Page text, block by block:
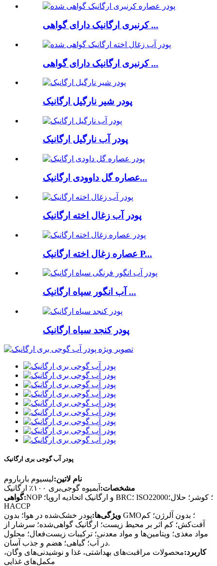
کرنبری ارگانیک دارای گواهی ...
کرنبری ارگانیک دارای گواهی ...
پودر شیر نارگیل ارگانیک
پودر آب نارگیل ارگانیک
عصاره گل داوودی ارگانیک...
پودر آب زغال اخته ارگانیک
عصاره زغال اخته ارگانیک P...
آب انگور سیاه ارگانیک ...
پودر کنجد سیاه ارگانیک
پودر آب گوجی بری ارگانیک
نام لاتین:لیسیوم بارباروم
مشخصات: آبمیوه گوجی‌بری ۱۰۰٪ ارگانیک
گواهی:NOP و ارگانیک اتحادیه اروپا؛ BRC؛ ISO22000؛ کوشر؛ حلال؛
HACCP
ویژگی‌ها:پودر خشک‌شده در هوا؛ بدون GMO؛ بدون آلرژن؛ کم
آفت‌کش؛ کم اثر بر محیط زیست؛ ارگانیک گواهی‌شده؛ سرشار از
مواد مغذی؛ ویتامین‌ها و مواد معدنی؛ ترکیبات زیست‌فعال؛ محلول
در آب؛ گیاهی؛ هضم و جذب آسان.
کاربرد:محصولات مراقبت‌های بهداشتی، غذا و نوشیدنی‌های وگان،
مکمل‌های غذایی